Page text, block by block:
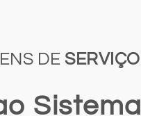
DE